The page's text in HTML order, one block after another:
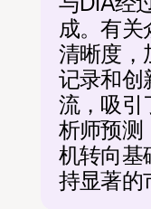
成。有关
清晰度，
记录和创
流，吸引
析师预测
机转向基
持显著的